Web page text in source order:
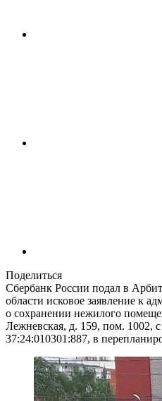
Поделиться
Сбербанк России подал в
области исковое заявление к
о сохранении нежилого
Лежневская, д. 159, пом. 1002,
37:24:010301:887, в